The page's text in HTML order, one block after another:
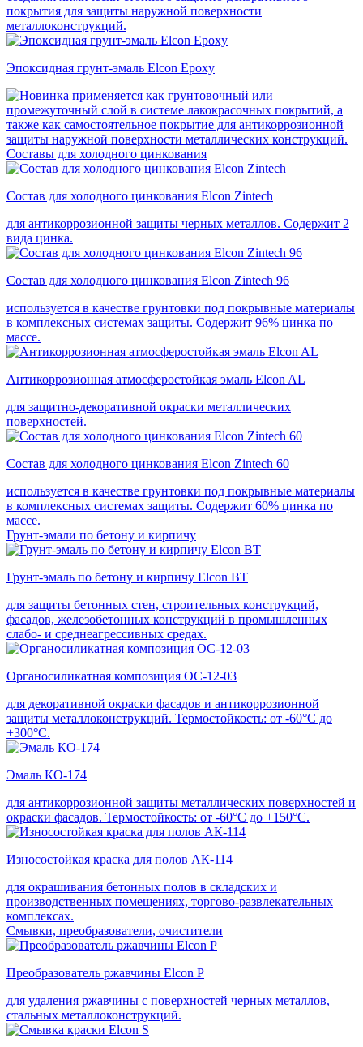
покрытия для защиты наружной поверхности
металлоконструкций.
Эпоксидная грунт-эмаль Elcon Epoxy
применяется как грунтовочный или
промежуточный слой в системе лакокрасочных покрытий, а
также как самостоятельное покрытие для антикоррозионной
защиты наружной поверхности металлических конструкций.
Составы для холодного цинкования
Состав для холодного цинкования Elcon Zintech
для антикоррозионной защиты черных металлов. Содержит 2
вида цинка.
Состав для холодного цинкования Elcon Zintech 96
используется в качестве грунтовки под покрывные материалы
в комплексных системах защиты. Cодержит 96% цинка по
массе.
Антикоррозионная атмосферостойкая эмаль Elcon AL
для защитно-декоративной окраски металлических
поверхностей.
Состав для холодного цинкования Elcon Zintech 60
используется в качестве грунтовки под покрывные материалы
в комплексных системах защиты. Cодержит 60% цинка по
массе.
Грунт-эмали по бетону и кирпичу
Грунт-эмаль по бетону и кирпичу Elcon BT
для защиты бетонных стен, строительных конструкций,
фасадов, железобетонных конструкций в промышленных
слабо- и среднеагрессивных средах.
Органосиликатная композиция ОС-12-03
для декоративной окраски фасадов и антикоррозионной
защиты металлоконструкций. Термостойкость: от -60°С до
+300°С.
Эмаль КО-174
для антикоррозионной защиты металлических поверхностей и
окраски фасадов. Термостойкость: от -60°С до +150°С.
Износостойкая краска для полов АК-114
для окрашивания бетонных полов в складских и
производственных помещениях, торгово-развлекательных
комплексах.
Смывки, преобразователи, очистители
Преобразователь ржавчины Elcon P
для удаления ржавчины с поверхностей черных металлов,
стальных металлоконструкций.